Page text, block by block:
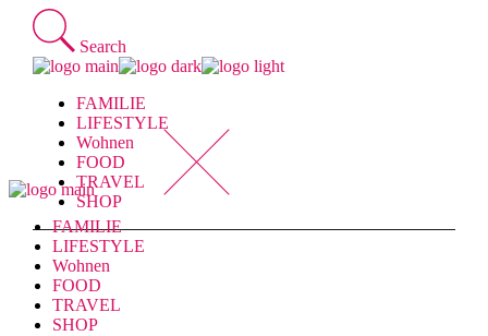
Skip
content
Search
FAMILIE
LIFESTYLE
Wohnen
FOOD
TRAVEL
SHOP
FAMILIE
LIFESTYLE
Wohnen
FOOD
TRAVEL
SHOP